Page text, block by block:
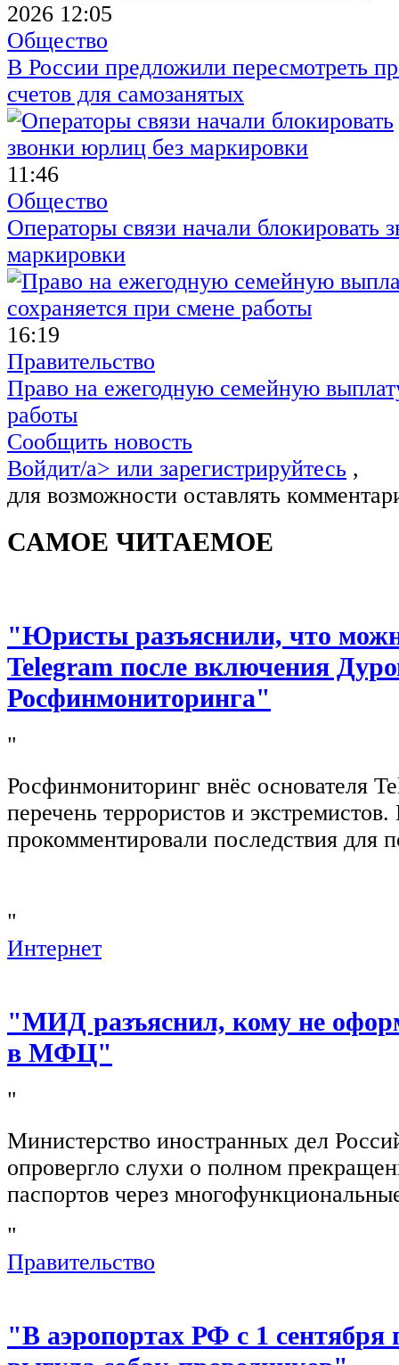
2026 12:05
Общество
В России предложили пересмотреть
счетов для самозанятых
11:46
Общество
Операторы связи начали блокировать
маркировки
16:19
Правительство
Право на ежегодную семейную
работы
Сообщить новость
Войдит/a> или зарегистрируйтесь ,
для возможности оставлять
САМОЕ ЧИТАЕМОЕ
"Юристы разъяснили, что
Telegram после включения
Росфинмониторинга"
"
Росфинмониторинг внёс основателя
перечень террористов и
прокомментировали последствия для
"
Интернет
"МИД разъяснил, кому не
в МФЦ"
"
Министерство иностранных дел
опровергло слухи о полном
паспортов через
"
Правительство
"В аэропортах РФ с 1 сентября